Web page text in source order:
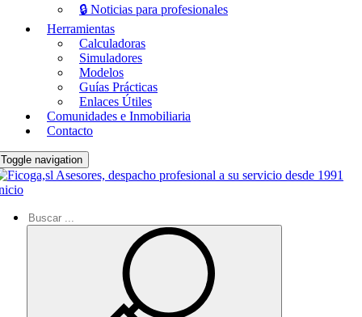
🔒 Noticias para profesionales
Herramientas
Calculadoras
Simuladores
Modelos
Guías Prácticas
Enlaces Útiles
Comunidades e Inmobiliaria
Contacto
Toggle navigation